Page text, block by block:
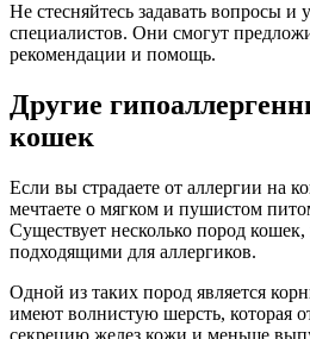
Не стесняйтесь задавать вопросы и
специалистов. Они смогут
рекомендации и помощь.
Другие
кошек
Если вы страдаете от аллергии на
мечтаете о мягком и пушистом
Существует несколько пород
подходящими для аллергиков.
Одной из таких пород является
имеют волнистую шерсть, которая